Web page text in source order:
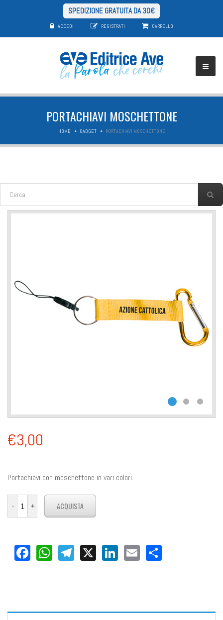
SPEDIZIONE GRATUITA DA 30€
ACCEDI REGISTRATI CARRELLO
PORTACHIAVI MOSCHETTONE
HOME GADGET PORTACHIAVI MOSCHETTONE
FORM DI RICERCA
€3,00
Portachiavi con moschettone in vari colori.
Facebook
WhatsApp
Telegram
X LinkedIn
Email